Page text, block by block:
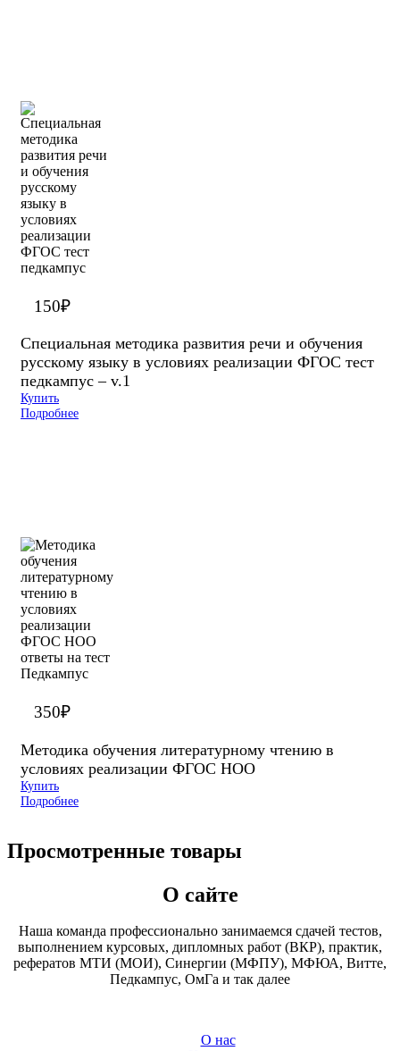
150₽
Специальная методика развития речи и обучения
русскому языку в условиях реализации ФГОС тест
педкампус – v.1
Купить
Подробнее
350₽
Методика обучения литературному чтению в
условиях реализации ФГОС НОО
Купить
Подробнее
Просмотренные товары
О сайте
Наша команда профессионально занимаемся сдачей тестов,
выполнением курсовых, дипломных работ (ВКР), практик,
рефератов МТИ (МОИ), Синергии (МФПУ), МФЮА, Витте,
Педкампус, ОмГа и так далее
О нас